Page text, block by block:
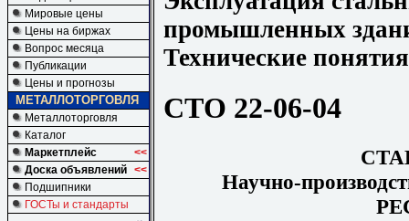
Мировые цены
Цены на биржах
Вопрос месяца
Публикации
Цены и прогнозы
МЕТАЛЛОТОРГОВЛЯ
Металлоторговля
Каталог
Маркетплейс
<<
Доска объявлений <<
Подшипники
ГОСТы и стандарты
промышленных
Технические
СТО 22-06-04
Научно-